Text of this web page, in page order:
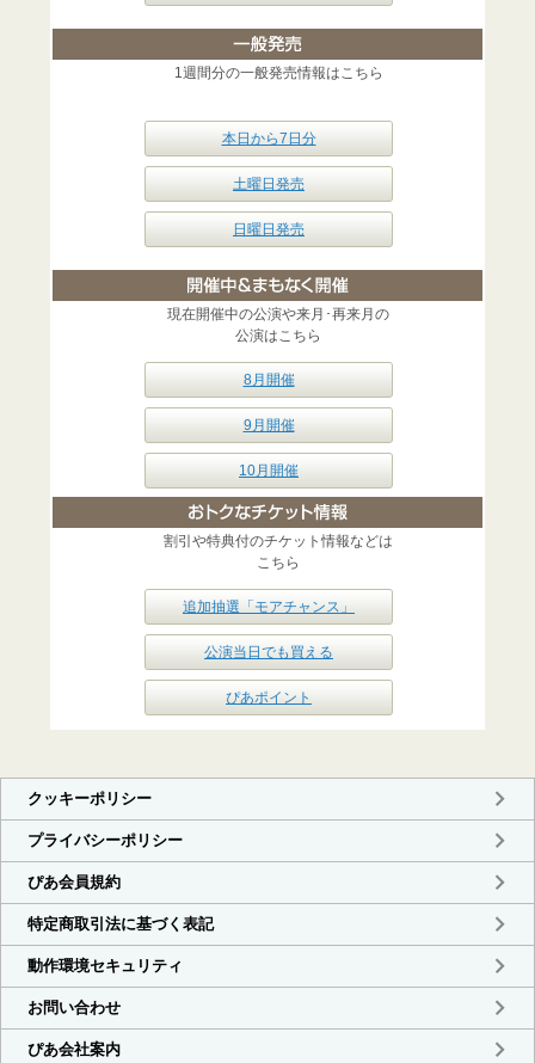
1週間分の一般発売情報はこちら
本日から7日分
土曜日発売
日曜日発売
現在開催中の公演や来月･再来月の
公演はこちら
8月開催
9月開催
10月開催
割引や特典付のチケット情報などは
こちら
追加抽選「モアチャンス」
公演当日でも買える
ぴあポイント